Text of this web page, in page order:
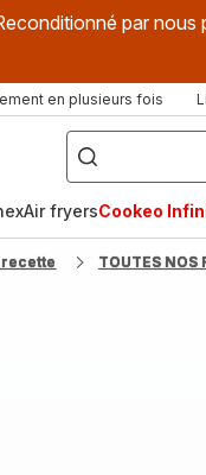
par nous
en plusieurs fois
["Que
recherchez-
vous
?",
fryer",
"Companion"]
Air fryersCookeo
TOUTES NOS